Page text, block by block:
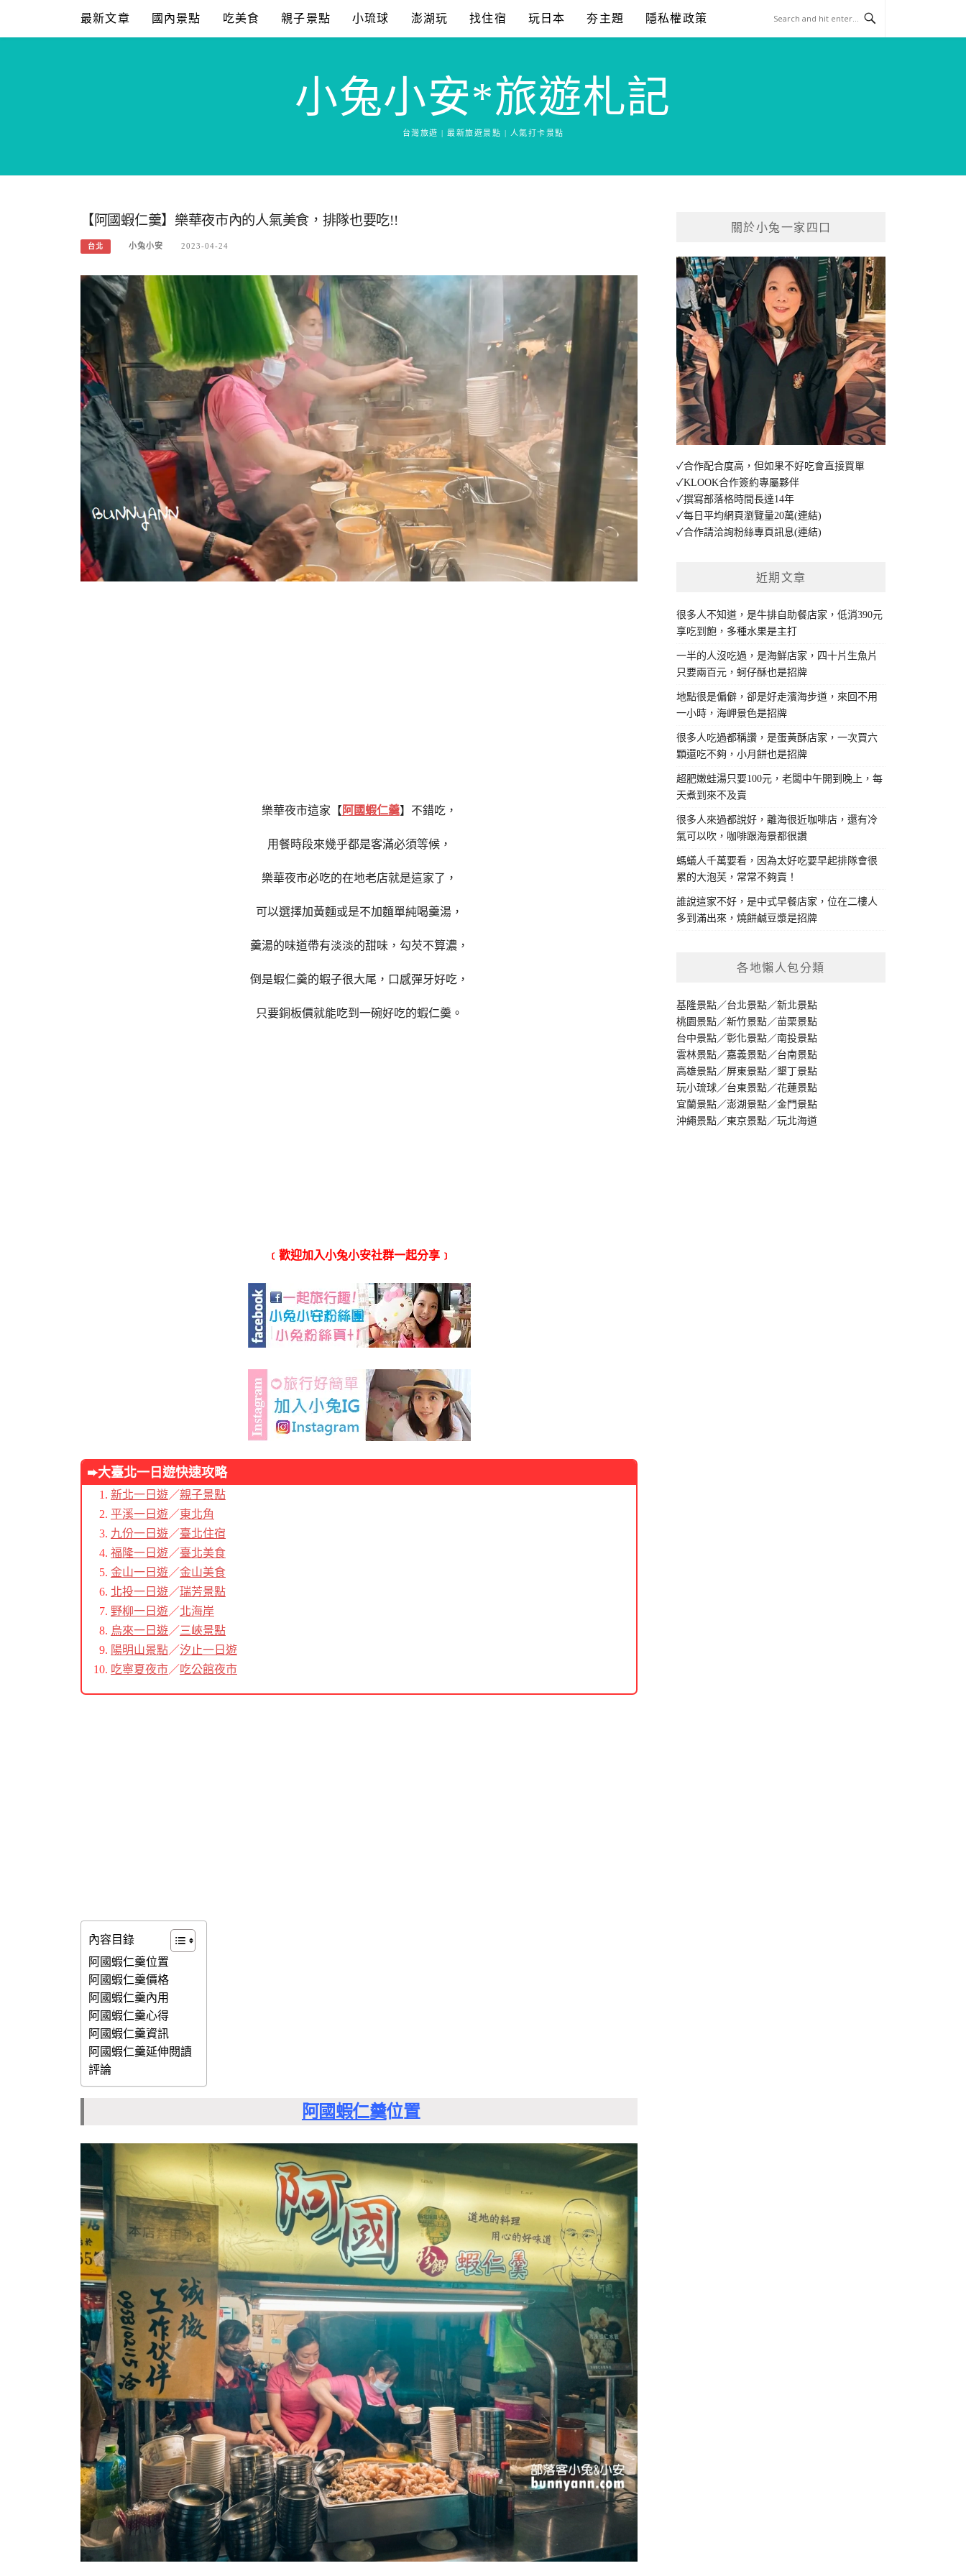
content
最新文章 國內景點 吃美食 親子景點 小琉球 澎湖玩 找住宿 玩日本 夯主題 隱私權政策
小兔小安*旅遊札記
台灣旅遊 | 最新旅遊景點 | 人氣打卡景點
【阿國蝦仁羹】樂華夜市內的人氣美食，排隊也要吃!!
台北 小兔小安 2023-04-24
樂華夜市這家【 阿國蝦仁羹】不錯吃，
用餐時段來幾乎都是客滿必須等候，
樂華夜市必吃的在地老店就是這家了，
可以選擇加黃麵或是不加麵單純喝羹湯，
羹湯的味道帶有淡淡的甜味，勾芡不算濃，
倒是蝦仁羹的蝦子很大尾，口感彈牙好吃，
只要銅板價就能吃到一碗好吃的蝦仁羹。
﹝歡迎加入小兔小安社群一起分享﹞
➨大臺北一日遊快速攻略
新北一日遊／親子景點
平溪一日遊／東北角
九份一日遊／臺北住宿
福隆一日遊／臺北美食
金山一日遊／金山美食
北投一日遊／瑞芳景點
野柳一日遊／北海岸
烏來一日遊／三峽景點
陽明山景點／汐止一日遊
吃寧夏夜市／吃公館夜市
內容目錄
阿國蝦仁羹位置
阿國蝦仁羹價格
阿國蝦仁羹內用
阿國蝦仁羹心得
阿國蝦仁羹資訊
阿國蝦仁羹延伸閱讀
評論
阿國蝦仁羹位置
關於小兔一家四口
✓合作配合度高，但如果不好吃會直接買單
✓KLOOK合作簽約專屬夥伴
✓撰寫部落格時間長達14年
✓每日平均網頁瀏覽量20萬(連結)
✓合作請洽詢粉絲專頁訊息(連結)
近期文章
很多人不知道，是牛排自助餐店家，低消390元
享吃到飽，多種水果是主打
一半的人沒吃過，是海鮮店家，四十片生魚片
只要兩百元，蚵仔酥也是招牌
地點很是偏僻，卻是好走濱海步道，來回不用
一小時，海岬景色是招牌
很多人吃過都稱讚，是蛋黃酥店家，一次買六
顆還吃不夠，小月餅也是招牌
超肥嫩蛙湯只要100元，老闆中午開到晚上，每
天煮到來不及賣
很多人來過都說好，離海很近咖啡店，還有冷
氣可以吹，咖啡跟海景都很讚
螞蟻人千萬要看，因為太好吃要早起排隊會很
累的大泡芙，常常不夠賣！
誰說這家不好，是中式早餐店家，位在二樓人
多到滿出來，燒餅鹹豆漿是招牌
各地懶人包分類
基隆景點／台北景點／新北景點
桃園景點／新竹景點／苗栗景點
台中景點／彰化景點／南投景點
雲林景點／嘉義景點／台南景點
高雄景點／屏東景點／墾丁景點
玩小琉球／台東景點／花蓮景點
宜蘭景點／澎湖景點／金門景點
沖繩景點／東京景點／玩北海道